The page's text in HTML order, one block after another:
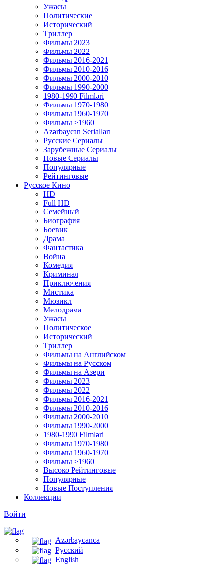
Ужасы
Политические
Исторический
Tриллер
Фильмы 2023
Фильмы 2022
Фильмы 2016-2021
Фильмы 2010-2016
Фильмы 2000-2010
Фильмы 1990-2000
1980-1990 Filmləri
Фильмы 1970-1980
Фильмы 1960-1970
Фильмы >1960
Azərbaycan Serialları
Русские Сериалы
Зарубежные Сериалы
Новые Сериалы
Популярные
Рейтинговые
Русское Кино
HD
Full HD
Семейный
Биография
Боевик
Драма
Фантастика
Война
Комедия
Криминал
Приключения
Мистика
Мюзикл
Мелодрама
Ужасы
Политическое
Исторический
Tриллер
Фильмы на Английском
Фильмы на Русском
Фильмы на Азери
Фильмы 2023
Фильмы 2022
Фильмы 2016-2021
Фильмы 2010-2016
Фильмы 2000-2010
Фильмы 1990-2000
1980-1990 Filmləri
Фильмы 1970-1980
Фильмы 1960-1970
Фильмы >1960
Высоко Рейтинговые
Популярные
Новые Поступления
Коллекции
Войти
Azərbaycanca
Русский
English